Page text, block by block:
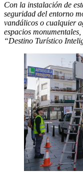
Con la instalación de
seguridad del entorno
vandálicos o cualquier
espacios
“Destino Turístico